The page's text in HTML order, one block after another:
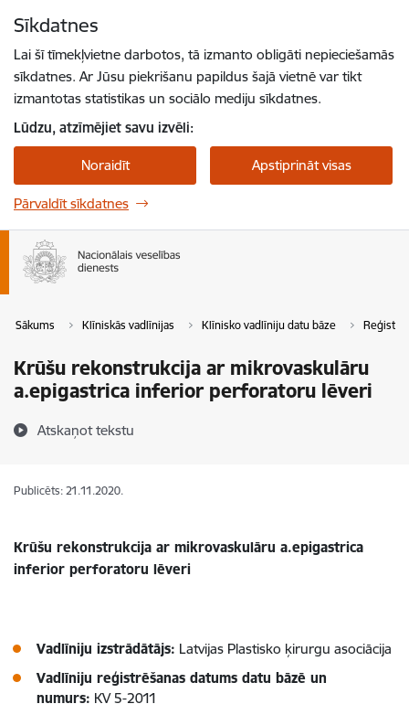
Sīkdatnes
Lai šī tīmekļvietne darbotos, tā izmanto obligāti nepieciešamās
sīkdatnes. Ar Jūsu piekrišanu papildus šajā vietnē var tikt
izmantotas statistikas un sociālo mediju sīkdatnes.
Lūdzu, atzīmējiet savu izvēli:
Noraidīt Apstiprināt visas
Pārvaldīt sīkdatnes
Sākums Klīniskās vadlīnijas Klīnisko vadlīniju datu bāze
Krūšu rekonstrukcija ar mikrovaskulāru
a.epigastrica inferior perforatoru lēveri
Atskaņot tekstu
Publicēts: 21.11.2020.
Krūšu rekonstrukcija ar mikrovaskulāru a.epigastrica
inferior perforatoru lēveri
Vadlīniju izstrādātājs: Latvijas Plastisko ķirurgu asociācija
Vadlīniju reģistrēšanas datums datu bāzē un
numurs: KV 5-2011